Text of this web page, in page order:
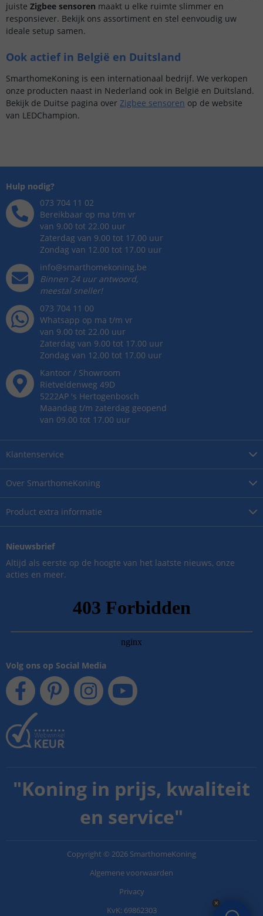
juiste Zigbee sensoren maakt u elke ruimte slimmer en
responsiever. Bekijk ons assortiment en stel eenvoudig uw
ideale setup samen.
Ook actief in België en Duitsland
SmarthomeKoning is een internationaal bedrijf. We verkopen
onze producten naast in Nederland ook in België en Duitsland.
Bekijk de Duitse pagina over Zigbee sensoren op de website
van LEDChampion.
Over SmarthomeKoning
Product extra informatie
Klantenservice
Hulp nodig?
073 704 11 02
Bereikbaar op ma t/m vr
van 9.00 tot 22.00 uur
Zaterdag van 9.00 tot 17.00 uur
Zondag van 12.00 tot 17.00 uur
info@smarthomekoning.be
Binnen 24 uur antwoord,
meestal sneller!
073 704 11 00
Whatsapp op ma t/m vr
van 9.00 tot 22.00 uur
Zaterdag van 9.00 tot 17.00 uur
Zondag van 12.00 tot 17.00 uur
Kantoor / Showroom
Rietveldenweg 49D
5222AP 's Hertogenbosch
Maandag t/m zaterdag geopend
van 09.00 tot 17.00 uur
Nieuwsbrief
Altijd als eerste op de hoogte van het laatste nieuws, onze
acties en meer.
Volg ons op Social Media
"Koning in prijs, kwaliteit
en service"
Copyright © 2026 SmarthomeKoning
Algemene voorwaarden
Privacy
KvK: 69862303